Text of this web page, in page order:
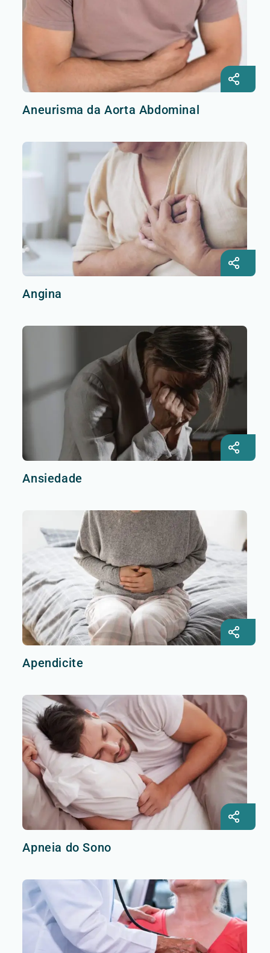
Aneurisma da Aorta Abdominal
Angina
Ansiedade
Apendicite
Apneia do Sono